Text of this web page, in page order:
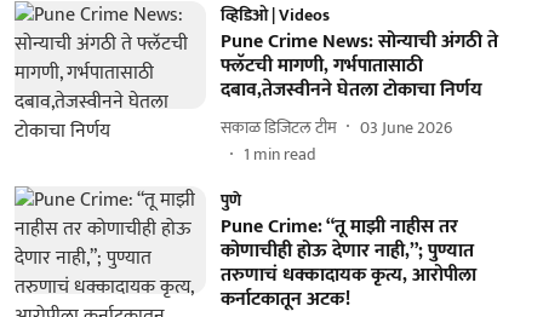
व्हिडिओ | Videos
Pune Crime News: सोन्याची अंगठी ते
फ्लॅटची मागणी, गर्भपातासाठी
दबाव,तेजस्वीनने घेतला टोकाचा निर्णय
सकाळ डिजिटल टीम
03 June 2026
1 min read
पुणे
Pune Crime: “तू माझी नाहीस तर
कोणाचीही होऊ देणार नाही,”; पुण्यात
तरुणाचं धक्कादायक कृत्य, आरोपीला
कर्नाटकातून अटक!